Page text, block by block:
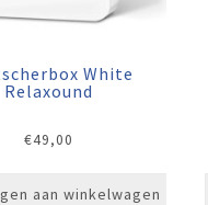
White
Relaxound
€49,00
aan winkelwagen